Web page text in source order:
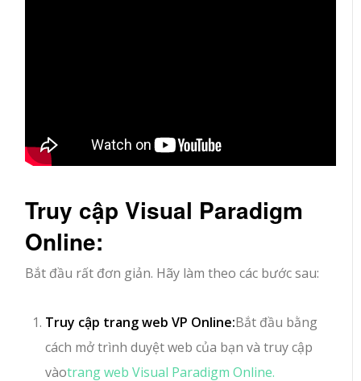
Truy cập Visual Paradigm
Online:
Bắt đầu rất đơn giản. Hãy làm theo các bước sau:
Truy cập trang web VP Online:Bắt đầu bằng
cách mở trình duyệt web của bạn và truy cập
vàotrang web Visual Paradigm Online.